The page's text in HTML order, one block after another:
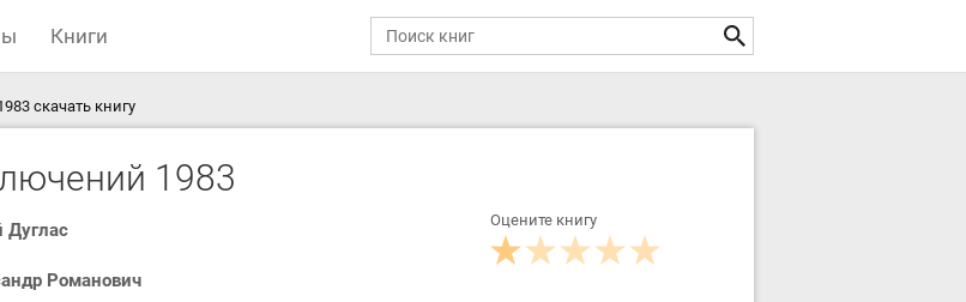
Книги
скачать книгу
1983
Дуглас
Романович
Оцените книгу